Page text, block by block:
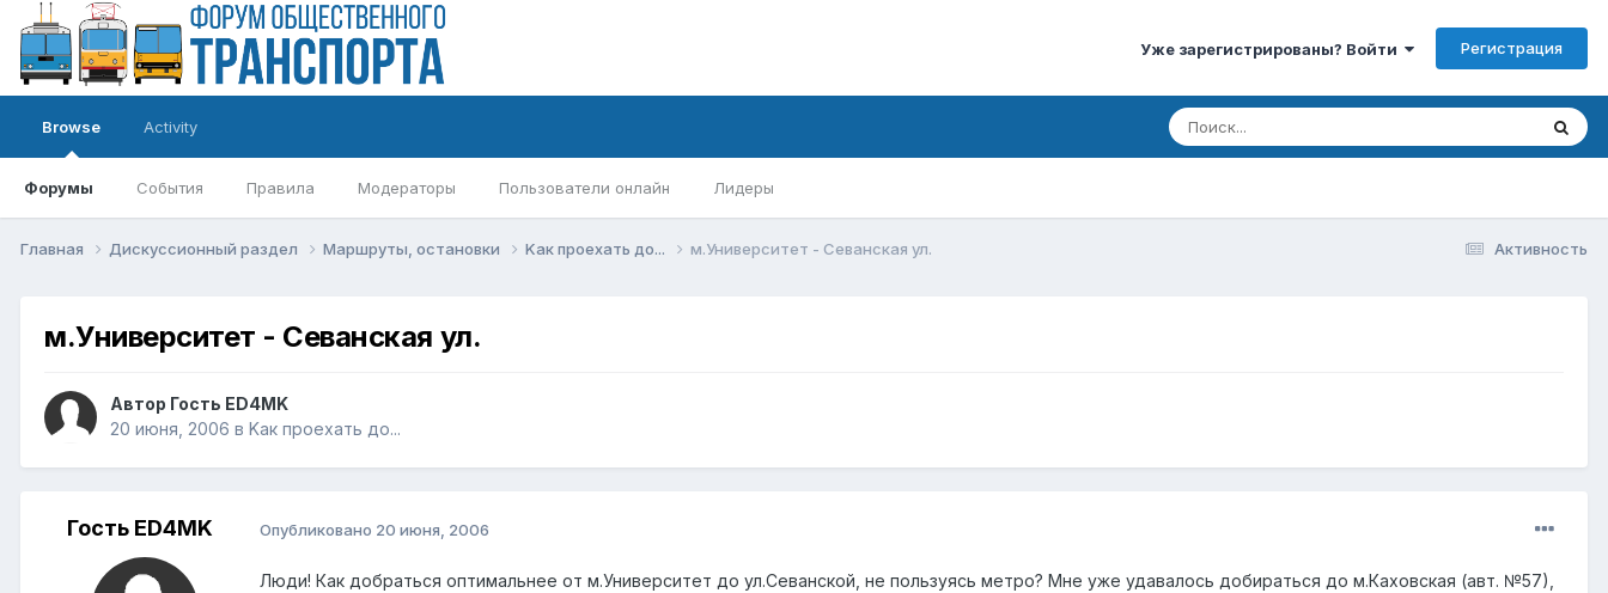
Уже зарегистрированы? Войти Регистрация
Browse
Форумы События Правила Модераторы Пользователи онлайн Лидеры
Activity
Активность
Главная Дискуссионный раздел Маршруты, остановки Kак проехать до... м.Университет - Севанская ул.
м.Университет - Севанская ул.
Автор Гость ED4MK
20 июня, 2006 в Kак проехать до...
Гость ED4MK Опубликовано 20 июня, 2006
Люди! Как добраться оптимальнее от м.Университет до ул.Севанской, не пользуясь метро? Мне уже удавалось добираться до м.Каховская (авт. №57),